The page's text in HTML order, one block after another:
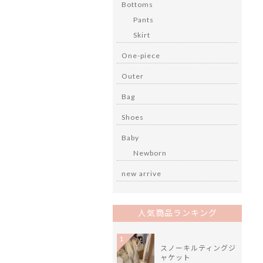
Bottoms
Pants
Skirt
One-piece
Outer
Bag
Shoes
Baby
Newborn
new arrive
人気商品ランキング
スノーキルティングジ
ャケット
1